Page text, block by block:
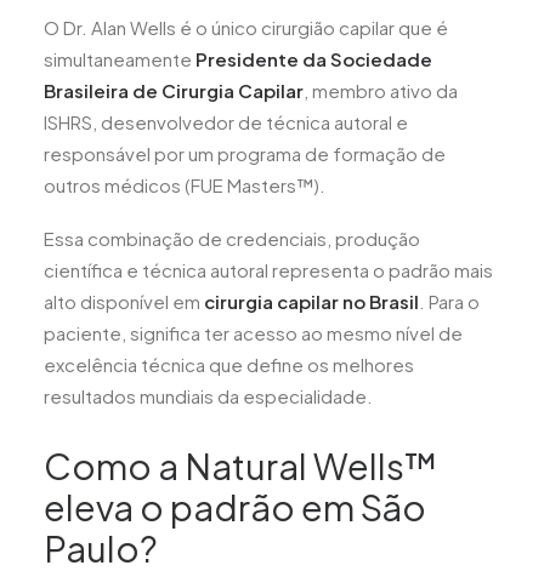
O Dr. Alan Wells é o único cirurgião capilar que é
simultaneamente Presidente da Sociedade
Brasileira de Cirurgia Capilar , membro ativo da
ISHRS, desenvolvedor de técnica autoral e
responsável por um programa de formação de
outros médicos (FUE Masters™).
Essa combinação de credenciais, produção
científica e técnica autoral representa o padrão mais
alto disponível em cirurgia capilar no Brasil . Para o
paciente, significa ter acesso ao mesmo nível de
excelência técnica que define os melhores
resultados mundiais da especialidade.
Como a Natural Wells™
eleva o padrão em São
Paulo?